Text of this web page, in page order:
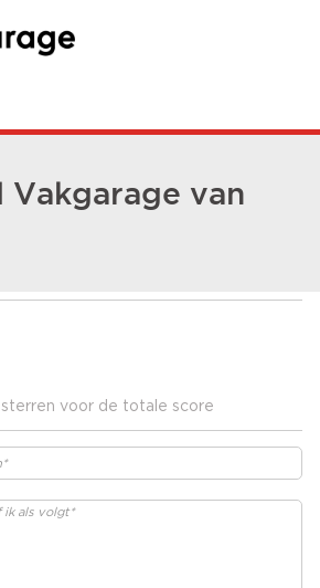
Vakgarage van
voor de totale score